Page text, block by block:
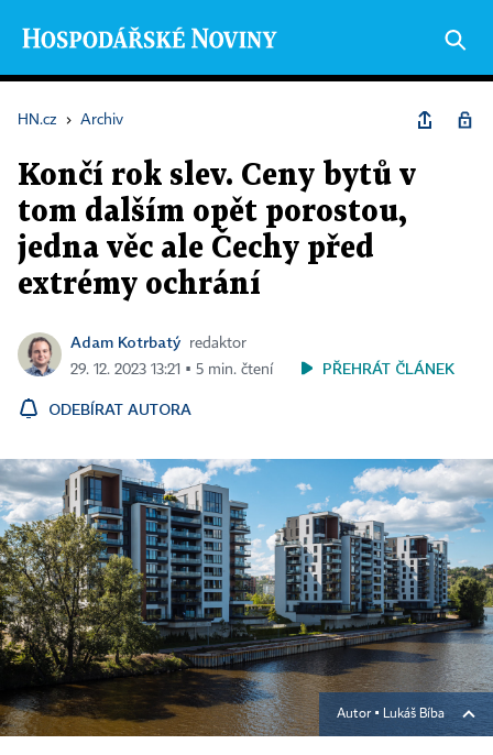
HN.cz › Archiv
Končí rok slev. Ceny bytů v
tom dalším opět porostou,
jedna věc ale Čechy před
extrémy ochrání
Adam Kotrbatý
redaktor
29. 12. 2023 13:21 ▪ 5 min. čtení
PŘEHRÁT ČLÁNEK
ODEBÍRAT AUTORA
Autor ▪ Lukáš Bíba